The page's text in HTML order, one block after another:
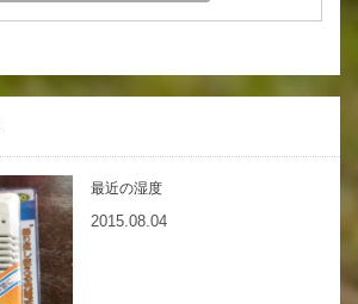
最近の湿度
2015.08.04